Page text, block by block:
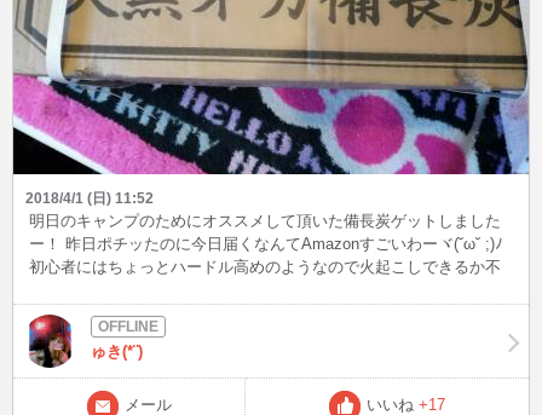
2018/4/1 (日) 11:52
明日のキャンプのためにオススメして頂いた備長炭ゲットしました
ー！ 昨日ポチッたのに今日届くなんてAmazonすごいわーヾ(˘ω˘ ;)ﾉ
初心者にはちょっとハードル高めのようなので火起こしできるか不
ドン・キホーテでちょっと大きめのマシュマロも買ってきたし楽し
みです！
ゅき(*¨)
メール いいね +17